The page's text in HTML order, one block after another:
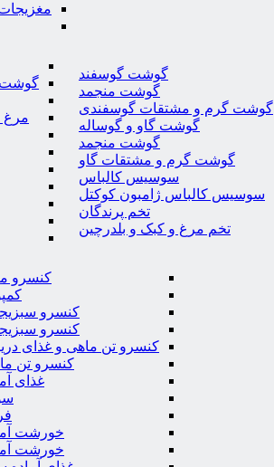
گوشت گوسفند
گوشت منجمد
گوشت گرم و مشتقات گوسفندی
گوشت گاو و گوساله
گوشت منجمد
گوشت گرم و مشتقات گاو
سوسیس کالباس
سوسیس کالباس ژامبون کوکتل
تخم پرندگان
تخم مرغ و کبک و بلدرچین
گوشت
مرغ
کنسرو
کنسرو
کنسرو
کنسرو تن ماهی و غذای
کنسرو تن
غذای
خورشت
خورشت